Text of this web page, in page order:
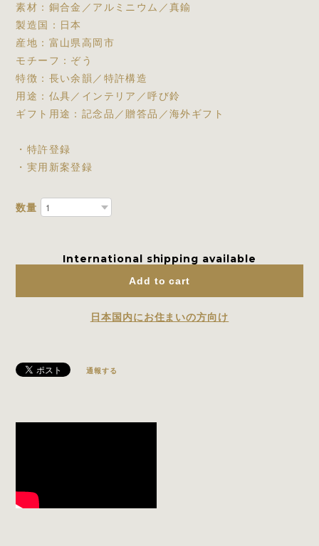
素材：銅合金／アルミニウム／真鍮
製造国：日本
産地：富山県高岡市
モチーフ：ぞう
特徴：長い余韻／特許構造
用途：仏具／インテリア／呼び鈴
ギフト用途：記念品／贈答品／海外ギフト
・特許登録
・実用新案登録
数量
International shipping available
Add to cart
日本国内にお住まいの方向け
通報する